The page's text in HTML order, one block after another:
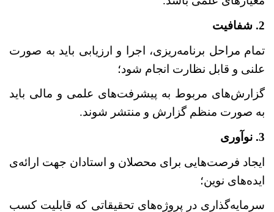
2. شفافیت
تمام مراحل برنامه‌ریزی، اجرا و ارزیابی باید به صورت
علنی و قابل نظارت انجام شود؛
گزارش‌های مربوط به پیشرفت‌های علمی و مالی باید
به صورت منظم گزارش و منتشر شوند.
3. نوآوری
ایجاد فرصت‌هایی برای محصلان و استادان جهت ارائهی
ایده‌های نوین؛
سرمایه‌گذاری در پروژه‌های تحقیقاتی که قابلیت کسب